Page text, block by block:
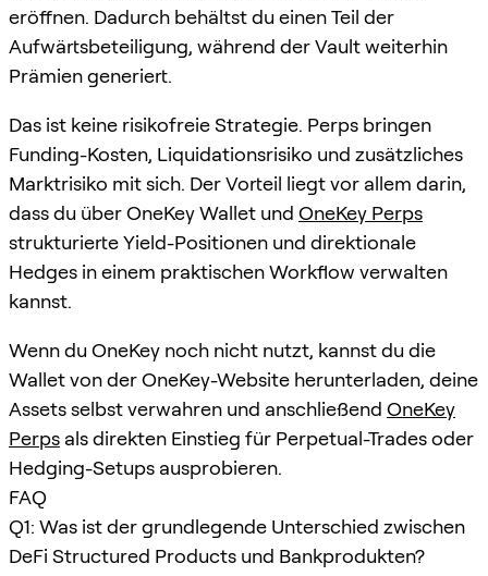
eröffnen. Dadurch behältst du einen Teil der
Aufwärtsbeteiligung, während der Vault weiterhin
Prämien generiert.
Das ist keine risikofreie Strategie. Perps bringen
Funding-Kosten, Liquidationsrisiko und zusätzliches
Marktrisiko mit sich. Der Vorteil liegt vor allem darin,
dass du über OneKey Wallet und OneKey Perps
strukturierte Yield-Positionen und direktionale
Hedges in einem praktischen Workflow verwalten
kannst.
Wenn du OneKey noch nicht nutzt, kannst du die
Wallet von der OneKey-Website herunterladen, deine
Assets selbst verwahren und anschließend OneKey
Perps als direkten Einstieg für Perpetual-Trades oder
Hedging-Setups ausprobieren.
FAQ
Q1: Was ist der grundlegende Unterschied zwischen
DeFi Structured Products und Bankprodukten?